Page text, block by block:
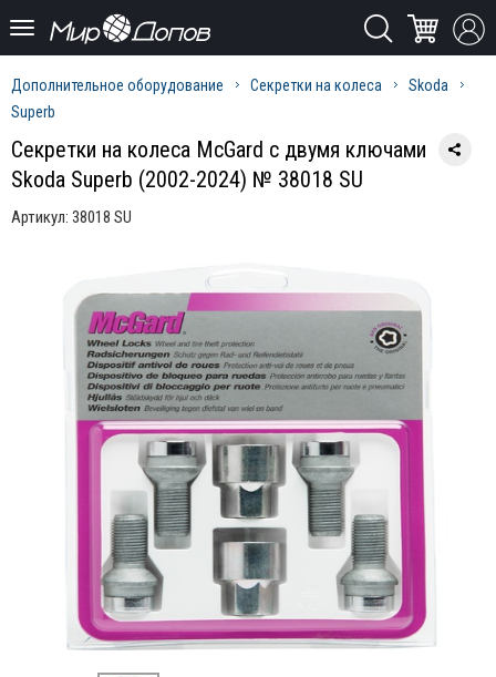
Дополнительное оборудование Секретки на колеса
Skoda
Superb
Секретки на колеса McGard с двумя ключами
Skoda Superb (2002-2024) № 38018 SU
Артикул: 38018 SU